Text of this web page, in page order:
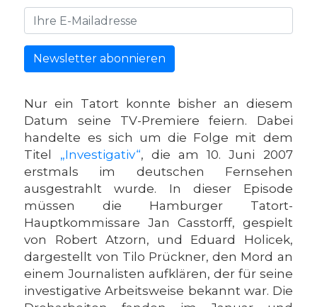
Newsletter abonnieren
Nur ein Tatort konnte bisher an diesem
Datum seine TV-Premiere feiern. Dabei
handelte es sich um die Folge mit dem
Titel „Investigativ“, die am 10. Juni 2007
erstmals im deutschen Fernsehen
ausgestrahlt wurde. In dieser Episode
müssen die Hamburger Tatort-
Hauptkommissare Jan Casstorff, gespielt
von Robert Atzorn, und Eduard Holicek,
dargestellt von Tilo Prückner, den Mord an
einem Journalisten aufklären, der für seine
investigative Arbeitsweise bekannt war. Die